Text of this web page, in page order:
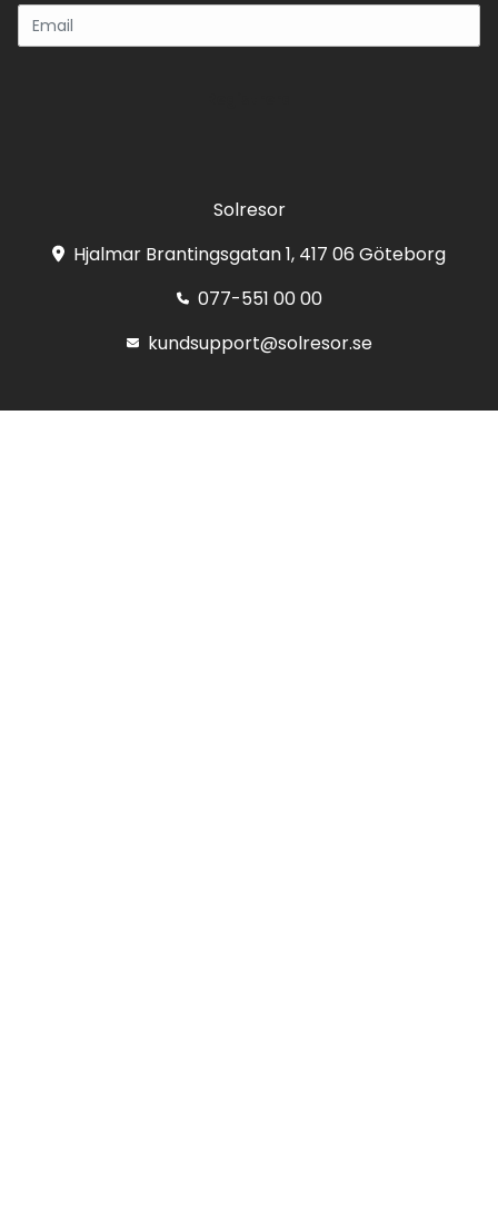
Solresor
Hjalmar Brantingsgatan 1, 417 06 Göteborg
077-551 00 00
kundsupport@solresor.se